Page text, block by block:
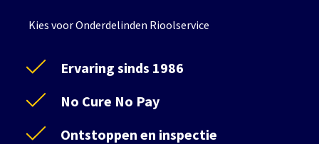
Kies voor Onderdelinden Rioolservice
Ervaring sinds 1986
No Cure No Pay
Ontstoppen en inspectie